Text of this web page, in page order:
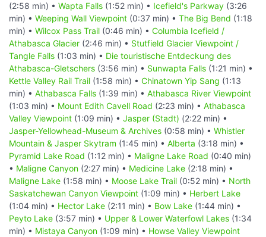
(2:58 min) • Wapta Falls (1:52 min) • Icefield's Parkway (3:26
min) • Weeping Wall Viewpoint (0:37 min) • The Big Bend (1:18
min) • Wilcox Pass Trail (0:46 min) • Columbia Icefield /
Athabasca Glacier (2:46 min) • Stutfield Glacier Viewpoint /
Tangle Falls (1:03 min) • Die touristische Entdeckung des
Athabasca-Gletschers (3:56 min) • Sunwapta Falls (1:21 min) •
Kettle Valley Rail Trail (1:58 min) • Chinatown Yip Sang (1:13
min) • Athabasca Falls (1:39 min) • Athabasca River Viewpoint
(1:03 min) • Mount Edith Cavell Road (2:23 min) • Athabasca
Valley Viewpoint (1:09 min) • Jasper (Stadt) (2:22 min) •
Jasper-Yellowhead-Museum & Archives (0:58 min) • Whistler
Mountain & Jasper Skytram (1:45 min) • Alberta (3:18 min) •
Pyramid Lake Road (1:12 min) • Maligne Lake Road (0:40 min)
• Maligne Canyon (2:27 min) • Medicine Lake (2:18 min) •
Maligne Lake (1:58 min) • Moose Lake Trail (0:52 min) • North
Saskatchewan Canyon Viewpoint (1:09 min) • Herbert Lake
(1:04 min) • Hector Lake (2:11 min) • Bow Lake (1:44 min) •
Peyto Lake (3:57 min) • Upper & Lower Waterfowl Lakes (1:34
min) • Mistaya Canyon (1:09 min) • Howse Valley Viewpoint